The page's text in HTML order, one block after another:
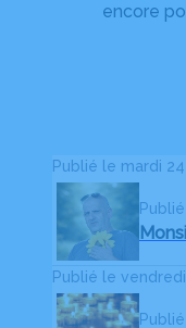
encore
Publié le mardi
Publié le